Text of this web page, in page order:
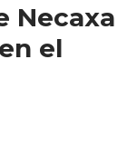
Necaxa
el